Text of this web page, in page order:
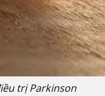
trị Parkinson